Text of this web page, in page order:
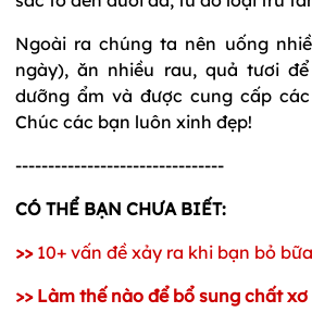
Ngoài ra chúng ta nên uống
ngày), ăn nhiều rau, quả tươi
dưỡng ẩm và được cung cấp
Chúc các bạn luôn xinh đẹp!
--------------------------------
CÓ THỂ BẠN CHƯA BIẾT:
>> 10+ vấn đề xảy ra khi bạn bỏ
>> Làm thế nào để bổ sung chất